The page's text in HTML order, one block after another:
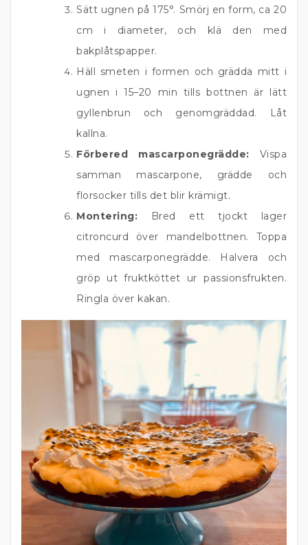
Sätt ugnen på 175°. Smörj en form, ca 20
cm i diameter, och klä den med
bakplåtspapper.
Häll smeten i formen och grädda mitt i
ugnen i 15–20 min tills bottnen är lätt
gyllenbrun och genomgräddad. Låt
kallna.
Förbered mascarponegrädde: Vispa
samman mascarpone, grädde och
florsocker tills det blir krämigt.
Montering: Bred ett tjockt lager
citroncurd över mandelbottnen. Toppa
med mascarponegrädde. Halvera och
gröp ut fruktköttet ur passionsfrukten.
Ringla över kakan.